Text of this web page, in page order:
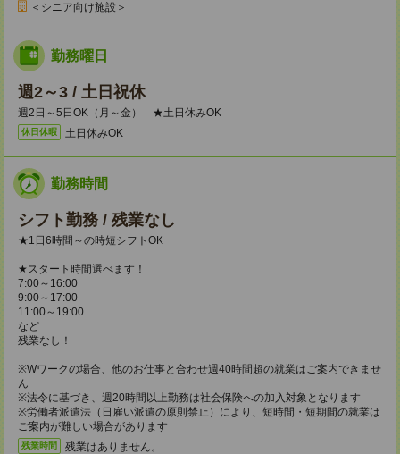
＜シニア向け施設＞
勤務曜日
週2～3 / 土日祝休
週2日～5日OK（月～金） ★土日休みOK
休日休暇 土日休みOK
勤務時間
シフト勤務 / 残業なし
★1日6時間～の時短シフトOK
★スタート時間選べます！
7:00～16:00
9:00～17:00
11:00～19:00
など
残業なし！
※Wワークの場合、他のお仕事と合わせ週40時間超の就業はご案内できませ
ん
※法令に基づき、週20時間以上勤務は社会保険への加入対象となります
※労働者派遣法（日雇い派遣の原則禁止）により、短時間・短期間の就業は
ご案内が難しい場合があります
残業時間 残業はありません。